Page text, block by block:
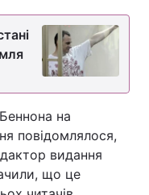
на
повідомлялося,
видання
що це